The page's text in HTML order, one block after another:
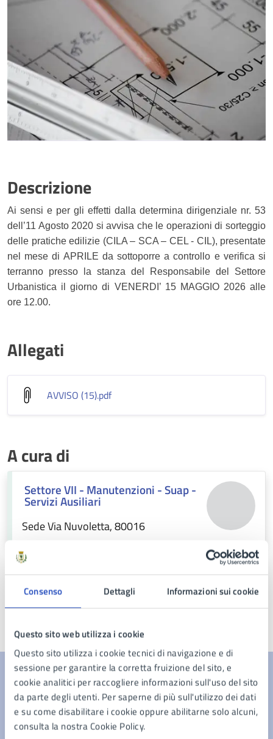
Consenso Dettagli Informazioni sui cookie
Questo sito web utilizza i cookie
Questo sito utilizza i cookie tecnici di navigazione e di
sessione per garantire la corretta fruizione del sito, e
cookie analitici per raccogliere informazioni sull'uso del sito
da parte degli utenti. Per saperne di più sull'utilizzo dei dati
e su come disabilitare i cookie oppure abilitarne solo alcuni,
consulta la nostra Cookie Policy.
Descrizione
Ai sensi e per gli effetti dalla determina dirigenziale nr. 53
dell’11 Agosto 2020 si avvisa che le operazioni di sorteggio
delle pratiche edilizie (CILA – SCA – CEL - CIL), presentate
nel mese di APRILE da sottoporre a controllo e verifica si
terranno presso la stanza del Responsabile del Settore
Urbanistica il giorno di VENERDI’ 15 MAGGIO 2026 alle
ore 12.00.
Allegati
AVVISO (15).pdf
A cura di
Settore VII - Manutenzioni - Suap -
Servizi Ausiliari
Sede Via Nuvoletta, 80016
Ultimo aggiornamento:13/05/2026, 13:22
Contenuti correlati
Documenti